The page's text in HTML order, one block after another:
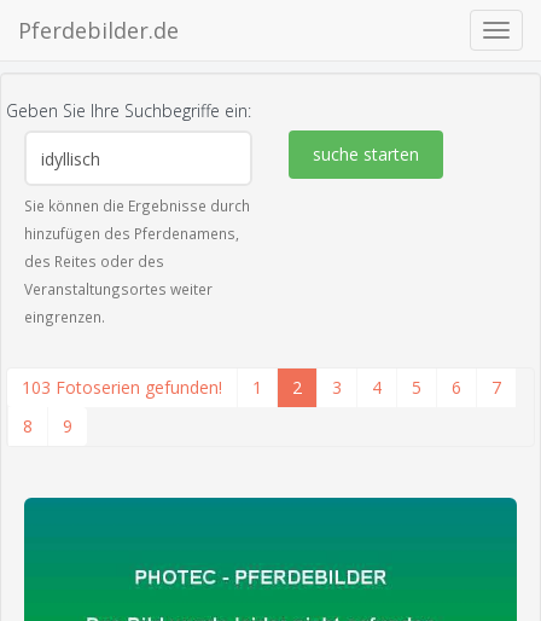
Pferdebilder.de
Geben Sie Ihre Suchbegriffe ein:
Sie können die Ergebnisse durch
hinzufügen des Pferdenamens,
des Reites oder des
Veranstaltungsortes weiter
eingrenzen.
suche starten
103 Fotoserien gefunden! 1 2 3 4 5 6
7
8
9